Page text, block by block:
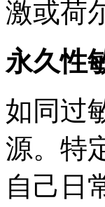
激或荷
永久性
如同过
源。特
自己日